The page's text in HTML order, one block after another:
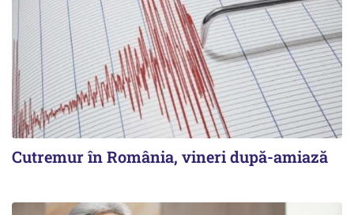
Cutremur în România, vineri după-amiază